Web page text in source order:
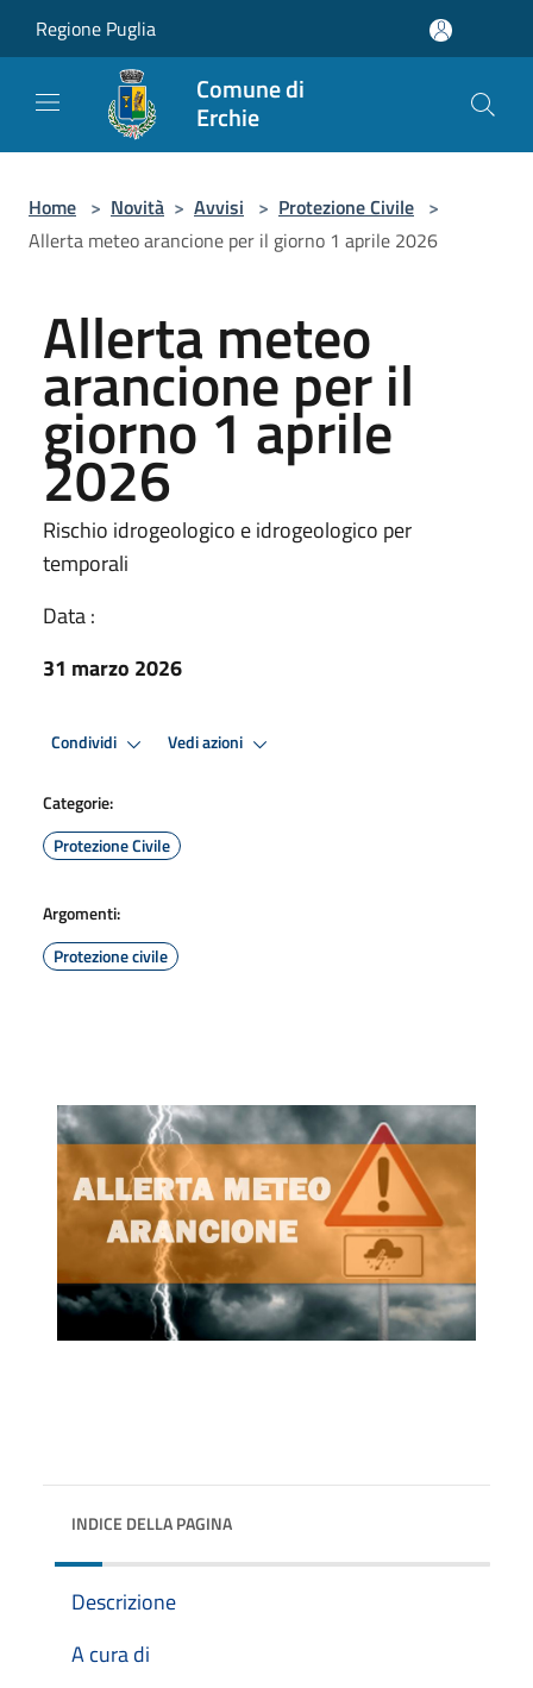
Regione Puglia
Comune di
Erchie
Home > Novità > Avvisi > Protezione Civile >
Allerta meteo arancione per il giorno 1 aprile 2026
Allerta meteo
arancione per il
giorno 1 aprile
2026
Rischio idrogeologico e idrogeologico per
temporali
Data :
31 marzo 2026
Condividi Vedi azioni
Categorie:
Protezione Civile
Argomenti:
Protezione civile
INDICE DELLA PAGINA
Descrizione
A cura di